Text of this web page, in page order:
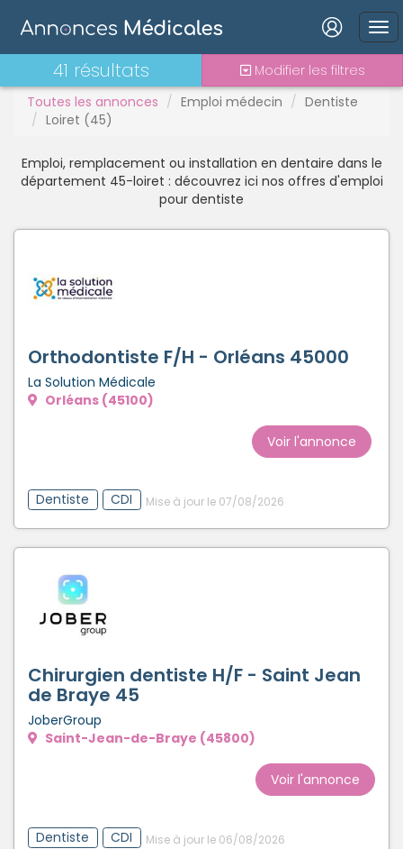
Connexion
Mot de passe oublié ?
Toutes les annonces Emploi médecin
Dentiste
Loiret (45)
41 résultats Modifier les filtres
Mutation
PAC
PH
Praticien contractuel
Stages - alternance
Vacations
Emploi, remplacement ou installation en dentaire dans le
département 45-loiret : découvrez ici nos offres d'emploi
pour dentiste
Orthodontiste F/H - Orléans 45000
La Solution Médicale
Orléans (45100)
Voir l'annonce
Dentiste CDI Mise à jour le 07/08/2026
Chirurgien dentiste H/F - Saint Jean
de Braye 45
JoberGroup
Saint-Jean-de-Braye (45800)
Voir l'annonce
Dentiste CDI Mise à jour le 06/08/2026